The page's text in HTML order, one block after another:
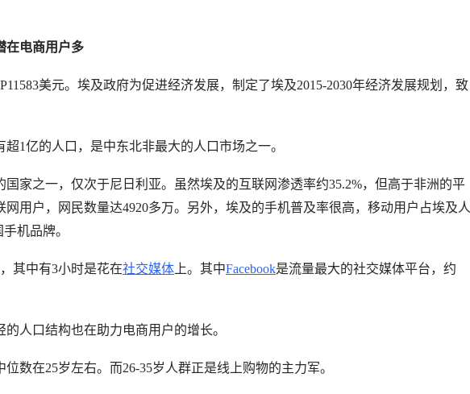
在电商用户多
美元。埃及政府为促进经济发展，制定了埃及2015-2030年经济发展规划，致
1亿的人口，是中东北非最大的人口市场之一。
家之一，仅次于尼日利亚。虽然埃及的互联网渗透率约35.2%，但高于非洲的平
用户，网民数量达4920多万。另外，埃及的手机普及率很高，移动用户占埃及人
机品牌。
其中有3小时是花在社交媒体 上。其中Facebook是流量最大的社交媒体平台，约
人口结构也在助力电商用户的增长。
数在25岁左右。而26-35岁人群正是线上购物的主力军。